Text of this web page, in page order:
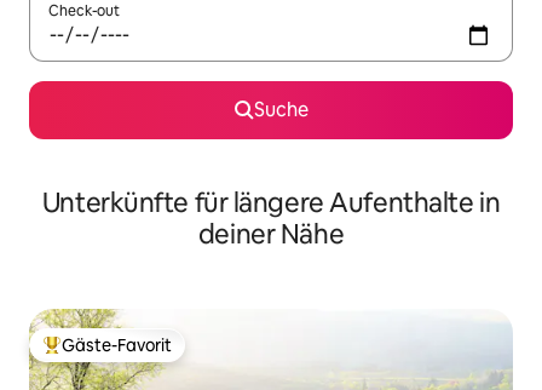
Check-out
Suche
Unterkünfte für längere Aufenthalte in
deiner Nähe
Beliebter Gäste-Favorit.
Gäste-Favorit